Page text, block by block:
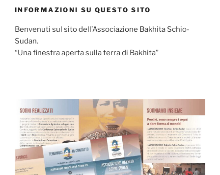
INFORMAZIONI SU QUESTO SITO
Benvenuti sul sito dell’Associazione Bakhita Schio-
Sudan.
“Una finestra aperta sulla terra di Bakhita”